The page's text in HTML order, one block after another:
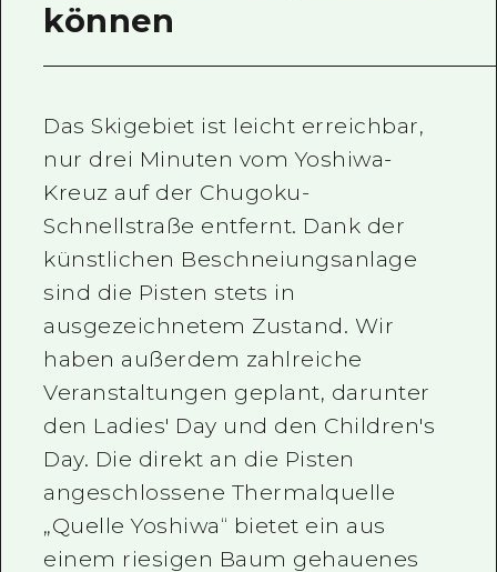
können
Das Skigebiet ist leicht erreichbar,
nur drei Minuten vom Yoshiwa-
Kreuz auf der Chugoku-
Schnellstraße entfernt. Dank der
künstlichen Beschneiungsanlage
sind die Pisten stets in
ausgezeichnetem Zustand. Wir
haben außerdem zahlreiche
Veranstaltungen geplant, darunter
den Ladies' Day und den Children's
Day. Die direkt an die Pisten
angeschlossene Thermalquelle
„Quelle Yoshiwa“ bietet ein aus
einem riesigen Baum gehauenes